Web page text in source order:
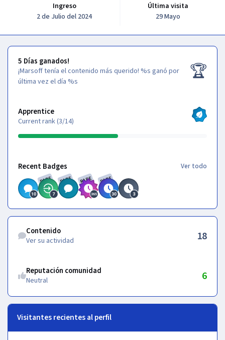
Ingreso
2 de Julio del 2024
Última visita
29 Mayo
5 Días ganados!
5 Días ganados!
¡Marsoff tenía el contenido más querido! %s ganó por
última vez el día %s
🏆
Apprentice
Current rank (3/14)
Recent Badges Ver todo
RARE RARE RARE RARE
Ver su actividad
Contenido
Ver su actividad 18
Reputación comunidad
Neutral 6
Visitantes recientes al perfil